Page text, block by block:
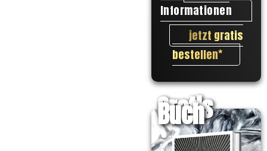
Informationen
jetzt gratis
bestellen
Gratis
Buch